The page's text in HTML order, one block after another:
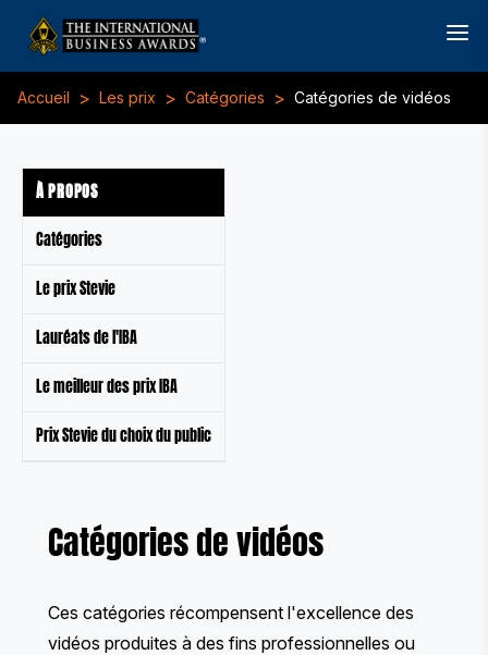
Accueil > Les prix > Catégories > Catégories de vidéos
À PROPOS
Catégories
Le prix Stevie
Lauréats de l'IBA
Le meilleur des prix IBA
Prix Stevie du choix du public
Catégories de vidéos
Ces catégories récompensent l'excellence des
vidéos produites à des fins professionnelles ou